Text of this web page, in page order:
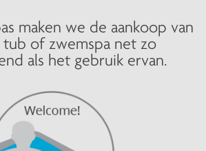
maken we de aankoop van
of zwemspa net zo
als het gebruik ervan.